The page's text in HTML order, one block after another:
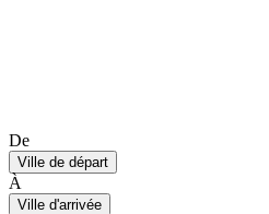
De
Ville de départ
À
Ville d'arrivée